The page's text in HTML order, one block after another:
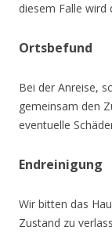
diesem Falle wird
Ortsbefund
Bei der Anreise,
gemeinsam den
eventuelle
Endreinigung
Wir bitten das
Zustand zu